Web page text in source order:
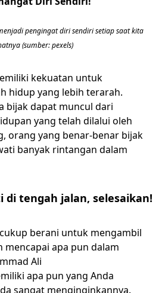
pengingat diri sendiri setiap saat kita
(sumber: pexels)
kekuatan untuk
hidup yang lebih terarah.
bijak dapat muncul dari
yang telah dilalui oleh
orang yang benar-benar bijak
banyak rintangan dalam
di tengah jalan, selesaikan!
berani untuk mengambil
mencapai apa pun dalam
Ali
apa pun yang Anda
sangat menginginkannya.